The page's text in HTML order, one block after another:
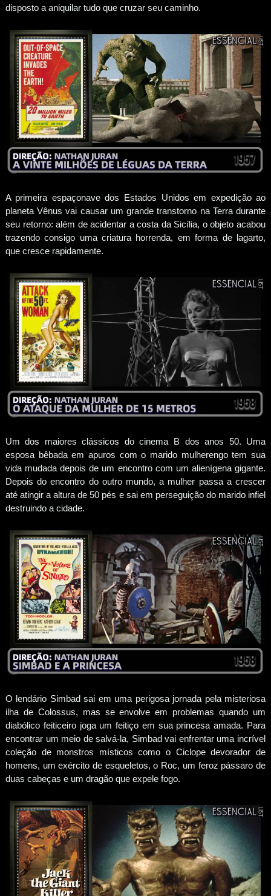
disposto a aniquilar tudo que cruzar seu caminho.
A primeira espaçonave dos Estados Unidos em expedição ao
planeta Vênus vai causar um grande transtorno na Terra durante
seu retorno: além de acidentar a costa da Sicília, o objeto acabou
trazendo consigo uma criatura horrenda, em forma de lagarto,
que cresce rapidamente.
Um dos maiores clássicos do cinema B dos anos 50. Uma
esposa bêbada em apuros com o marido mulherengo tem sua
vida mudada depois de um encontro com um alienígena gigante.
Depois do encontro do outro mundo, a mulher passa a crescer
até atingir a altura de 50 pés e sai em perseguição do marido infiel
destruindo a cidade.
O lendário Simbad sai em uma perigosa jornada pela misteriosa
ilha de Colossus, mas se envolve em problemas quando um
diabólico feiticeiro joga um feitiço em sua princesa amada. Para
encontrar um meio de salvá-la, Simbad vai enfrentar uma incrível
coleção de monstros místicos como o Ciclope devorador de
homens, um exército de esqueletos, o Roc, um feroz pássaro de
duas cabeças e um dragão que expele fogo.